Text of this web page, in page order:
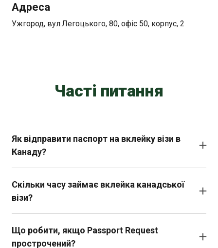
Адреса
Ужгород, вул.Легоцького, 80, офіс 50, корпус, 2
Часті питання
Як відправити паспорт на вклейку візи в
Канаду?
• Має достатньо вільних сторінок для візи 2шт
• Дійсний щонайменше 6 місяців після запланованої
дати в’їзду.
• Вкладіть паспорт у захисний конверт або упаковку
для уникнення пошкоджень.
Скільки часу займає вклейка канадської
візи?
Що робити, якщо Passport Request
прострочений?